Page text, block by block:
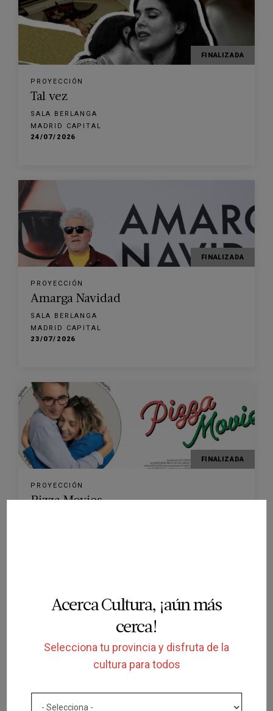
Acerca Cultura, ¡aún más
cerca!
Selecciona tu provincia y disfruta de la
cultura para todos
FINALIZADA
PROYECCIÓN
Tal vez
SALA BERLANGA
MADRID CAPITAL
24/07/2026
FINALIZADA
PROYECCIÓN
Amarga Navidad
SALA BERLANGA
MADRID CAPITAL
23/07/2026
FINALIZADA
PROYECCIÓN
Pizza Movies
Yo no moriré de amor